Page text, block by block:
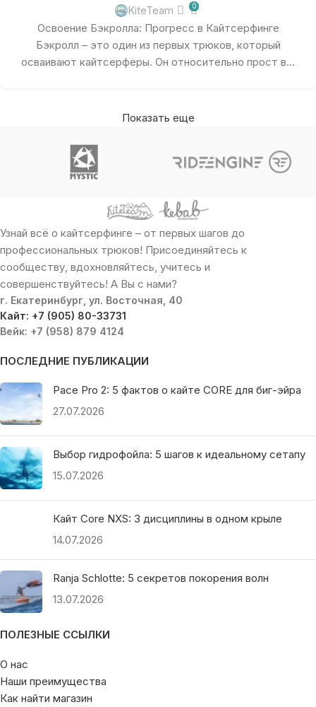
KiteTeam 0
Освоение Бэкролла: Прогресс в Кайтсерфинге
Бэкролл – это один из первых трюков, который
осваивают кайтсерферы. Он относительно прост в...
Показать еще
Узнай всё о кайтсерфинге – от первых шагов до
профессиональных трюков! Присоединяйтесь к
сообществу, вдохновляйтесь, учитесь и
совершенствуйтесь! А Вы с нами?
г. Екатеринбург, ул. Восточная, 40
Кайт: +7 (905) 80-33731
Вейк: +7 (958) 879 4124
ПОСЛЕДНИЕ ПУБЛИКАЦИИ
Pace Pro 2: 5 фактов о кайте CORE для биг-эйра
27.07.2026
Выбор гидрофойла: 5 шагов к идеальному сетапу
15.07.2026
Кайт Core NXS: 3 дисциплины в одном крыле
14.07.2026
Ranja Schlotte: 5 секретов покорения волн
13.07.2026
ПОЛЕЗНЫЕ ССЫЛКИ
О нас
Наши преимущества
Как найти магазин